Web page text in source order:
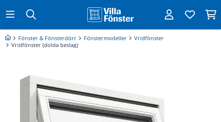
Fönster & Fönsterdörr Fönstermodeller
Vridfönster
Vridfönster (dolda beslag)